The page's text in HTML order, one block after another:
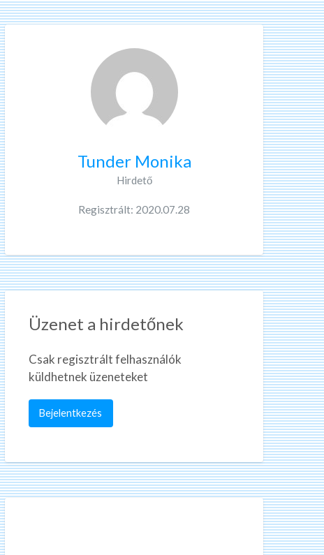
Tunder Monika
Hirdető
Regisztrált: 2020.07.28
Üzenet a hirdetőnek
Csak regisztrált felhasználók
küldhetnek üzeneteket
Bejelentkezés